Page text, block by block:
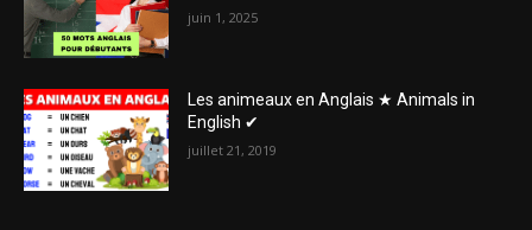
juin 1, 2025
Les animeaux en Anglais ★ Animals in
English ✔
juillet 21, 2019